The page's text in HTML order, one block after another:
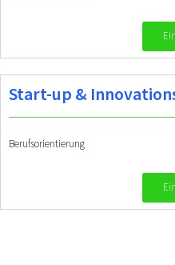
Start-up &
Berufsorientierung